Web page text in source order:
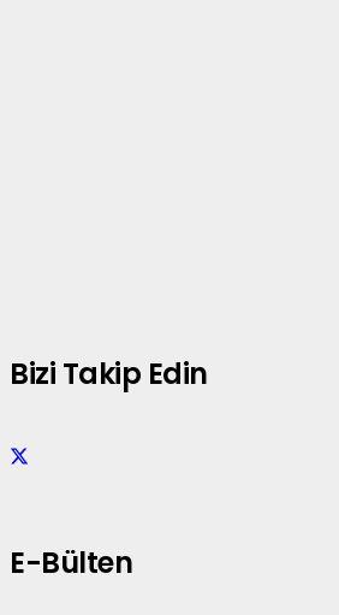
Bizi Takip Edin
E-Bülten